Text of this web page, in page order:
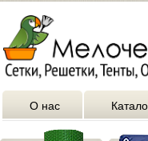
О нас